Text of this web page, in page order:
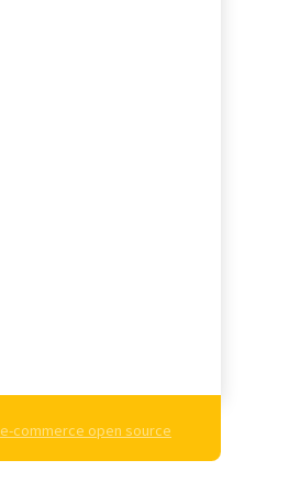
e-commerce open source